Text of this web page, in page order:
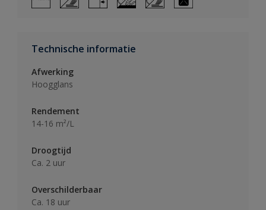
Technische informatie
Afwerking
Hoogglans
Rendement
14-16 m²/L
Droogtijd
Ca. 2 uur
Overschilderbaar
Ca. 18 uur